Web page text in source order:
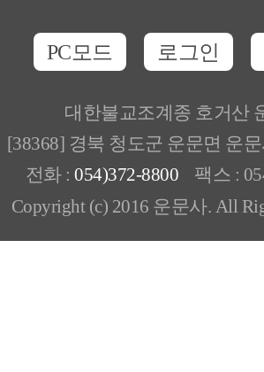
PC모드 로그인
대한불교조계종 호거산
[38368] 경북 청도군 운문면 운
전화 : 054)372-8800 팩스 :
Copyright (c) 2016 운문사. All